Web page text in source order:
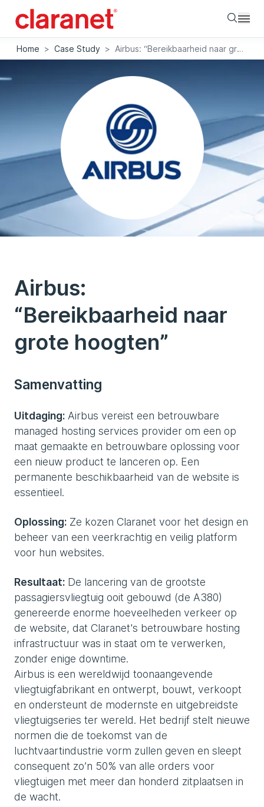
Home > Case Study > Airbus: “Bereikbaarheid naar grote hoogten”
Airbus:
“Bereikbaarheid naar
grote hoogten”
Samenvatting
Uitdaging: Airbus vereist een betrouwbare
managed hosting services provider om een op
maat gemaakte en betrouwbare oplossing voor
een nieuw product te lanceren op. Een
permanente beschikbaarheid van de website is
essentieel.
Oplossing: Ze kozen Claranet voor het design en
beheer van een veerkrachtig en veilig platform
voor hun websites.
Resultaat: De lancering van de grootste
passagiersvliegtuig ooit gebouwd (de A380)
genereerde enorme hoeveelheden verkeer op
de website, dat Claranet's betrouwbare hosting
infrastructuur was in staat om te verwerken,
zonder enige downtime.
Airbus is een wereldwijd toonaangevende
vliegtuigfabrikant en ontwerpt, bouwt, verkoopt
en ondersteunt de modernste en uitgebreidste
vliegtuigseries ter wereld. Het bedrijf stelt nieuwe
normen die de toekomst van de
luchtvaartindustrie vorm zullen geven en sleept
consequent zo’n 50% van alle orders voor
vliegtuigen met meer dan honderd zitplaatsen in
de wacht.